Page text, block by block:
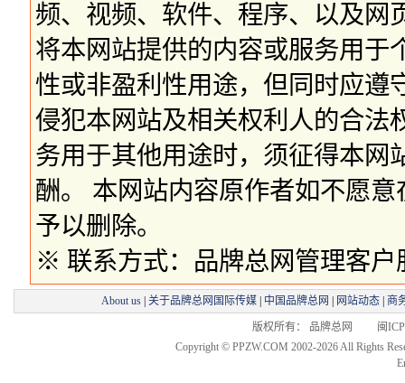
频、视频、软件、程序、以及网
将本网站提供的内容或服务用于
性或非盈利性用途，但同时应遵
侵犯本网站及相关权利人的合法
务用于其他用途时，须征得本网
酬。 本网站内容原作者如不愿
予以删除。
※ 联系方式：品牌总网管理客户
About us 关于品牌总网国际传媒 中国品牌总网 网站动态 商
版权所有： 品牌总网 闽ICP
Copyright © PPZW.COM 2002-2026 All Rights